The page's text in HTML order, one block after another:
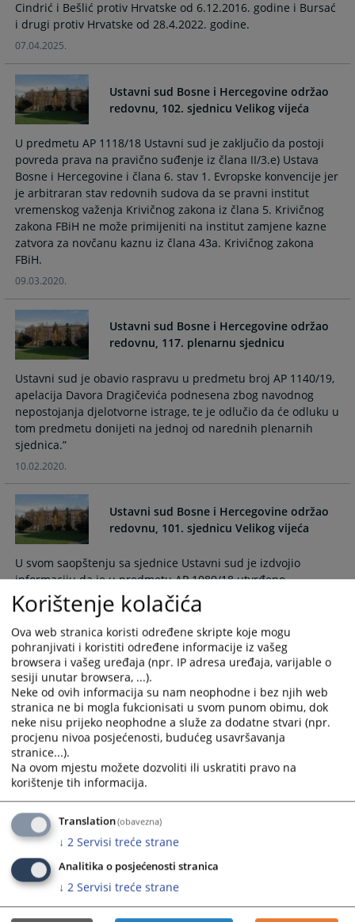
date.
Press
the
mark
key
to
get
the
keyboard
shortcuts
for
changing
dates.
date.
Press
key
to
the
keyboard
shortcuts
for
changing
dates.
Cindrić i Bešlić protiv Hrvatske od 6.12.2016. godine i Bursać
i drugi protiv Hrvatske od 28.4.2022. godine.
07.04.2025.
Ustavni sud Bosne i Hercegovine održao
redovnu, 102. sjednicu Velikog vijeća
U predmetu AP 1118/18 Ustavni sud je zaključio da postoji
povreda prava na pravično suđenje iz člana II/3.e) Ustava
Bosne i Hercegovine i člana 6. stav 1. Evropske konvencije jer
je arbitraran stav redovnih sudova da se pravni institut
vremenskog važenja Krivičnog zakona iz člana 5. Krivičnog
zakona FBiH ne može primijeniti na institut zamjene kazne
zatvora za novčanu kaznu iz člana 43a. Krivičnog zakona
FBiH.
09.03.2020.
Ustavni sud Bosne i Hercegovine održao
redovnu, 117. plenarnu sjednicu
Ustavni sud je obavio raspravu u predmetu broj AP 1140/19,
apelacija Davora Dragičevića podnesena zbog navodnog
nepostojanja djelotvorne istrage, te je odlučio da će odluku u
tom predmetu donijeti na jednoj od narednih plenarnih
sjednica.”
10.02.2020.
Ustavni sud Bosne i Hercegovine održao
redovnu, 101. sjednicu Velikog vijeća
U svom saopštenju sa sjednice Ustavni sud je izdvojio
informaciju da je u predmetu AP 1080/18 utvrđeno
postojanje kršenja apelanticinog ustavnog prava na pravično
suđenje iz člana II/3.e) Ustava Bosne i Hercegovine jer
redovni sud nije razmotrio važno pitanje, odnosno da li se u
konkretnom slučaju radi o državnoj imovini u smislu Zakona
o privremenoj zabrani raspolaganja državnom imovinom
Bosne i Hercegovine.
29.01.2020.
Ustavni sud Bosne i Hercegovine održao
redovnu, 100. sjednicu Velikog vijeća
U predmetu AP 5055/18 Ustavni sud je zaključio da je
prekršeno apelantovo pravo na djelotvoran pravni lijek iz
člana 13. Evropske konvencije za zaštitu ljudskih prava i
osnovnih sloboda (Evropska konvencija) u vezi sa pravom na
pristup sudu iz člana II/3.e) Ustava Bosne i Hercegovine i
člana 6. stav 1. Evropske konvencije.
Korištenje kolačića
Ova web stranica koristi određene skripte koje mogu
pohranjivati i koristiti određene informacije iz vašeg
browsera i vašeg uređaja (npr. IP adresa uređaja, varijable o
sesiji unutar browsera, ...).
Neke od ovih informacija su nam neophodne i bez njih web
stranica ne bi mogla fukcionisati u svom punom obimu, dok
neke nisu prijeko neophodne a služe za dodatne stvari (npr.
procjenu nivoa posjećenosti, budućeg usavršavanja
stranice...).
Na ovom mjestu možete dozvoliti ili uskratiti pravo na
korištenje tih informacija.
Translation(obavezna)
↓ 2 Servisi treće strane
Analitika o posjećenosti stranica
↓ 2 Servisi treće strane